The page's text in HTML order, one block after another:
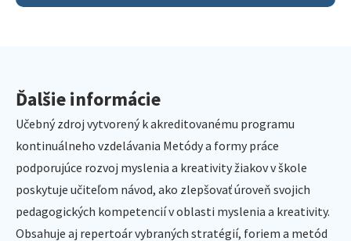
Ďalšie informácie
Učebný zdroj vytvorený k akreditovanému programu
kontinuálneho vzdelávania Metódy a formy práce
podporujúce rozvoj myslenia a kreativity žiakov v škole
poskytuje učiteľom návod, ako zlepšovať úroveň svojich
pedagogických kompetencií v oblasti myslenia a kreativity.
Obsahuje aj repertoár vybraných stratégií, foriem a metód